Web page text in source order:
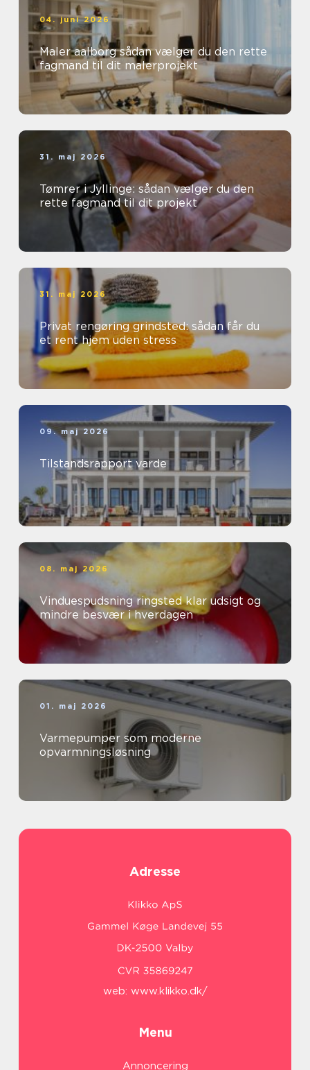
04. juni 2026
Maler aalborg sådan vælger du den rette
fagmand til dit malerprojekt
31. maj 2026
Tømrer i Jyllinge: sådan vælger du den
rette fagmand til dit projekt
31. maj 2026
Privat rengøring grindsted: sådan får du
et rent hjem uden stress
09. maj 2026
Tilstandsrapport varde
08. maj 2026
Vinduespudsning ringsted klar udsigt og
mindre besvær i hverdagen
01. maj 2026
Varmepumper som moderne
opvarmningsløsning
Adresse
web: www.klikko.dk/
Menu
Annoncering